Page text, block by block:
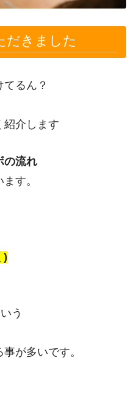
だきました
るん？
紹介します
の流れ
す。
)
う
が多いです。